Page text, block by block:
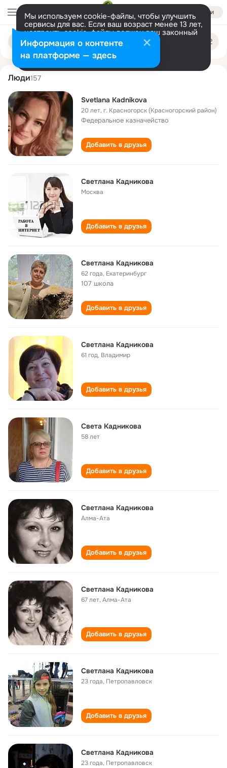
Войти
Мы используем cookie-файлы, чтобы улучшить
сервисы для вас. Если ваш возраст менее 13 лет,
настроить cookie-файлы должен ваш законный
представитель. Больше информации
Разрешить все Настроить
Поиск
людям
svetlana kadnikova
Люди157
Svetlana Kadnikova
20 лет,г. Красногорск (Красногорский район)
Федеральное казначейство
Добавить в друзья
Светлана Кадникова
Москва
Добавить в друзья
Светлана Кадникова
62 года, Екатеринбург
107 школа
Добавить в друзья
Светлана Кадникова
61 год, Владимир
Добавить в друзья
Света Кадникова
58 лет
Добавить в друзья
Светлана Кадникова
Алма-Ата
Добавить в друзья
Светлана Кадникова
67 лет,Алма-Ата
Добавить в друзья
Светлана Кадникова
23 года, Петропавловск
Добавить в друзья
Светлана Кадникова
23 года, Петропавловск
Информация о контенте
на платформе — здесь